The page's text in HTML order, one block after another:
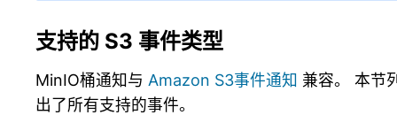
支持的 S3 事件类型
MinIO桶通知与 Amazon S3事件通知 兼容。 本节
出了所有支持的事件。